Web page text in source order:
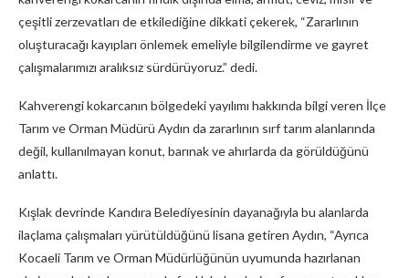
çeşitli zerzevatları de etkilediğine dikkati çekerek, “Zararlının
oluşturacağı kayıpları önlemek emeliyle bilgilendirme ve gayret
çalışmalarımızı aralıksız sürdürüyoruz.” dedi.
Kahverengi kokarcanın bölgedeki yayılımı hakkında bilgi veren İlçe
Tarım ve Orman Müdürü Aydın da zararlının sırf tarım alanlarında
değil, kullanılmayan konut, barınak ve ahırlarda da görüldüğünü
anlattı.
Kışlak devrinde Kandıra Belediyesinin dayanağıyla bu alanlarda
ilaçlama çalışmaları yürütüldüğünü lisana getiren Aydın, “Ayrıca
Kocaeli Tarım ve Orman Müdürlüğünün uyumunda hazırlanan